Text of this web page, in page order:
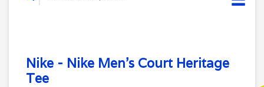
Nike - Nike Men's Court Heritage
Tee